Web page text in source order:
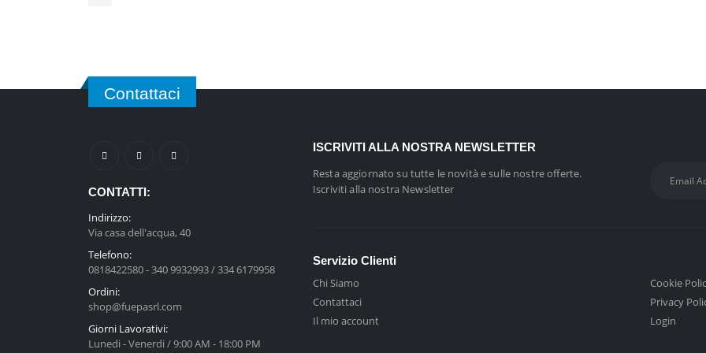
Contattaci
CONTATTI:
Indirizzo:
Via casa dell'acqua, 40
Telefono:
0818422580 - 340 9932993 / 334 6179958
Ordini:
shop@fuepasrl.com
Giorni Lavorativi:
Lunedi - Venerdi / 9:00 AM - 18:00 PM
ISCRIVITI ALLA NOSTRA NEWSLETTER
Resta aggiornato su tutte le novità e sulle nostre offerte.
Iscriviti alla nostra Newsletter
Servizio Clienti
Chi Siamo
Contattaci
Il mio account
Cookie
Privacy
Login